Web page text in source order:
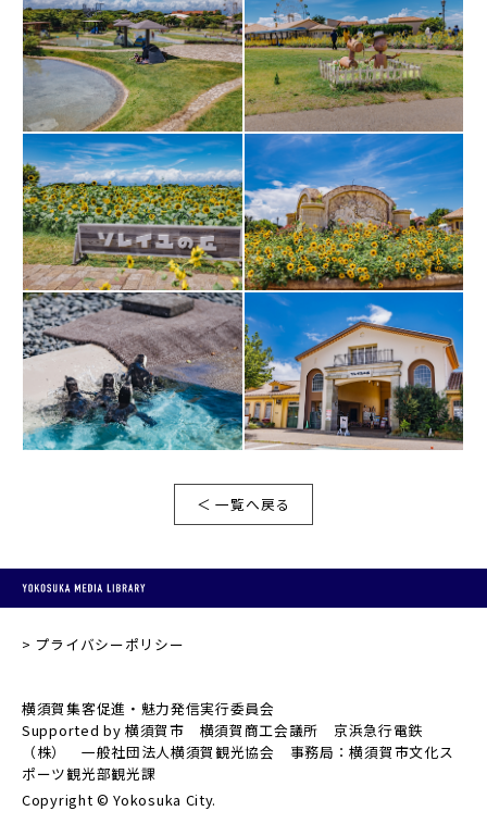
＜ 一覧へ戻る
プライバシーポリシー
横須賀集客促進・魅力発信実行委員会
Supported by 横須賀市 横須賀商工会議所 京浜急行電鉄
（株） 一般社団法人横須賀観光協会 事務局：横須賀市文化ス
ポーツ観光部観光課
Copyright © Yokosuka City.